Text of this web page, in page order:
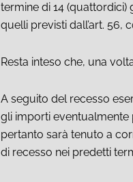
termine di 14 (quattordici)
quelli previsti dall’art. 56,
Resta inteso che, una
A seguito del recesso
gli importi eventualmente
pertanto sarà tenuto a
di recesso nei predetti